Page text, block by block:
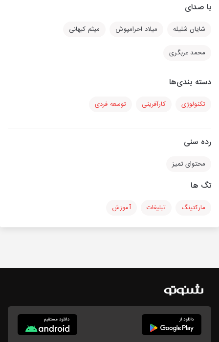
با صدای
شایان شلیله میلاد احرامپوش میثم کیهانی
محمد عربگری
دسته بندی‌ها
تکنولوژی کارآفرینی توسعه فردی
رده سنی
محتوای تمیز
تگ ها
مارکتینگ تبلیغات آموزش